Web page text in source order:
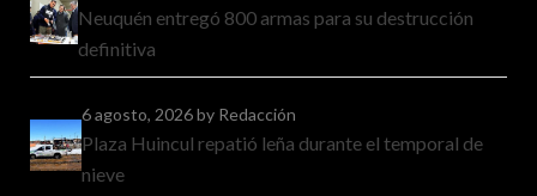
Neuquén entregó 800 armas para su destrucción
definitiva
6 agosto, 2026by Redacción
Plaza Huincul repatió leña durante el temporal de
nieve